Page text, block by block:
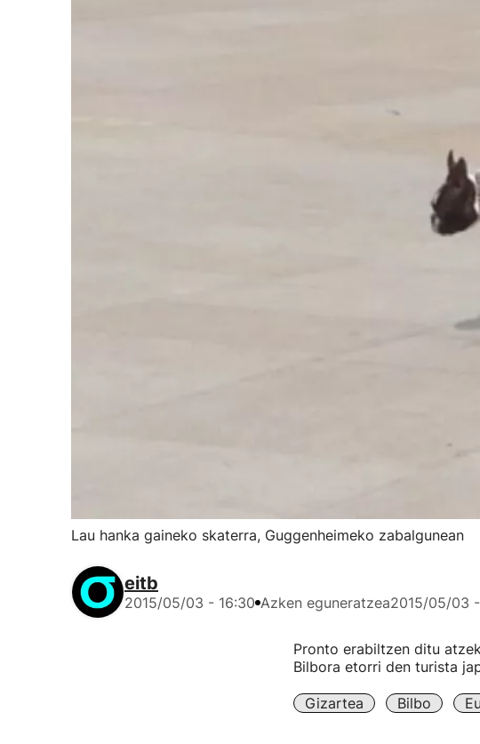
Lau hanka gaineko skaterra, Guggenheimeko zabalgunean
eitb
2015/05/03 - 16:30 Azken eguneratzea2015/05/03
Pronto erabiltzen ditu
Bilbora etorri den turista
Gizartea Bilbo